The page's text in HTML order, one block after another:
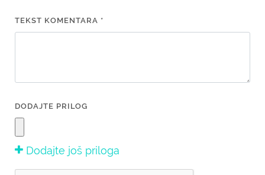
TEKST KOMENTARA *
DODAJTE PRILOG
Dodajte još priloga